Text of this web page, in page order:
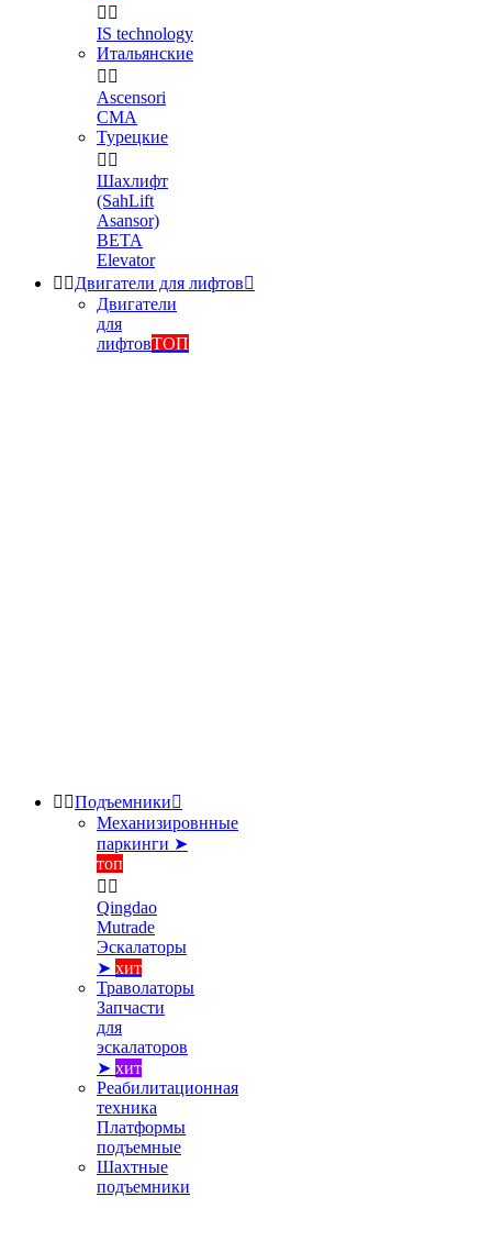
 
IS technology
Итальянские
 
Ascensori
CMA
Турецкие
 
Шахлифт
(SahLift
Asansor)
BETA
Elevator
 Двигатели для лифтов
Двигатели
для
лифтовТОП
 Подъемники
Механизировнные
паркинги ➤
топ
 
Qingdao
Mutrade
Эскалаторы
➤ хит
Траволаторы
Запчасти
для
эскалаторов
➤ хит
Реабилитационная
техника
Платформы
подъемные
Шахтные
подъемники